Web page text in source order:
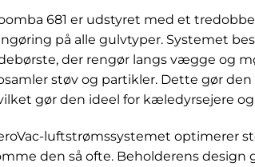
681 er udstyret med et
på alle gulvtyper. Systemet
der rengør langs vægge og
støv og partikler. Dette gør
gør den ideel for kæledyrsejere
luftstrømssystemet optimerer
den så ofte. Beholderens